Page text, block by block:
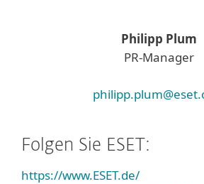
Philipp Plum
PR-Manager
Folgen Sie ESET:
https://www.ESET.de/